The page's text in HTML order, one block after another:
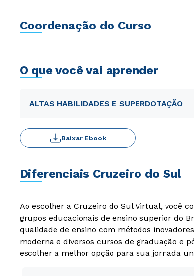
Coordenação do Curso
O que você vai aprender
ALTAS HABILIDADES E SUPERDOTAÇÃO
Baixar Ebook
Diferenciais Cruzeiro do Sul
Ao escolher a Cruzeiro do Sul Virtual, você
grupos educacionais de ensino superior do
qualidade de ensino com métodos
moderna e diversos cursos de graduação e
escolher a melhor opção para sua jornada